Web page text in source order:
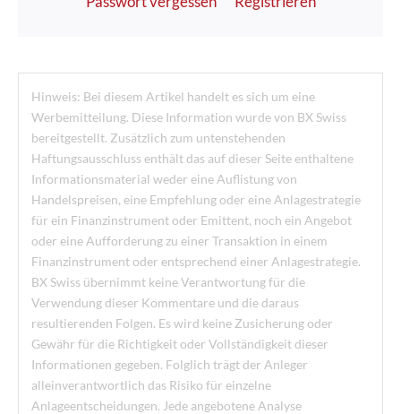
Hinweis: Bei diesem Artikel handelt es sich um eine
Werbemitteilung. Diese Information wurde von BX Swiss
bereitgestellt. Zusätzlich zum untenstehenden
Haftungsausschluss enthält das auf dieser Seite enthaltene
Informationsmaterial weder eine Auflistung von
Handelspreisen, eine Empfehlung oder eine Anlagestrategie
für ein Finanzinstrument oder Emittent, noch ein Angebot
oder eine Aufforderung zu einer Transaktion in einem
Finanzinstrument oder entsprechend einer Anlagestrategie.
BX Swiss übernimmt keine Verantwortung für die
Verwendung dieser Kommentare und die daraus
resultierenden Folgen. Es wird keine Zusicherung oder
Gewähr für die Richtigkeit oder Vollständigkeit dieser
Informationen gegeben. Folglich trägt der Anleger
alleinverantwortlich das Risiko für einzelne
Anlageentscheidungen. Jede angebotene Analyse